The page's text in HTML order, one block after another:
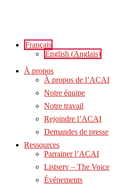
Français
English (Anglais)
À propos
À propos de l’ACAI
Notre équipe
Notre travail
Rejoindre l’ACAI
Demandes de presse
Ressources
Parrainer l’ACAI
Listserv – The Voice
Événements